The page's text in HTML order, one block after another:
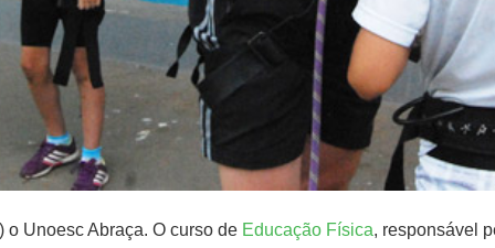
Unoesc Abraça. O curso de Educação Física, responsável